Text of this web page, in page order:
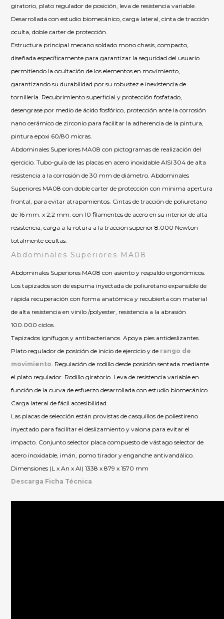
giratorio, plato regulador de posición, leva de resistencia variable.
Desarrollada con estudio biomecánico, carga lateral, cinta de tracción
oculta, doble carter de protección.
Estructura principal mecano soldado mono chasis, compacto,
diseñada específicamente para garantizar la seguridad del usuario
permitiendo la ocultación de los elementos en movimiento,
garantizando su durabilidad por su robustez e inexistencia de
tornillería. Recubrimiento superficial y protección fosfatado,
desengrase por medio de ácido fosfórico, protección ante la corrosión
nano cerámico de zirconio para facilitar la adherencia de la pintura,
pintura epoxi 60/80 micras.
Abdominales Superiores MA08 con pictogramas de realización del
ejercicio. Tubo-guía de las placas en acero inoxidable AISI 304 de alta
resistencia a la corrosión de 30 mm de diámetro. Abdominales
Superiores MA08 con doble carter de protección con mínima apertura
frontal, para evitar atrapamientos. Cintas de tracción de poliuretano
de 16 mm. x 2,2 mm. con 10 filamentos de acero en su interior de alta
resistencia, carga a la rotura a la tracción superior 8.000 Newton
totalmente ocultas.
Abdominales Superiores MA08
Abdominales Superiores MA08 con asiento y respaldo ergonómicos.
Los tapizados son de espuma inyectada de poliuretano expansible de
rápida recuperación con forma anatómica y recubierta con material
de alta resistencia en vinilo /polyester, resistencia a la abrasión
100.000 ciclos.
Tapizados ignífugos y antibacterianos. Apoya pies antideslizantes.
Plato regulador de posición de inicio de ejercicio y de rango de
movimiento . Regulación de rodillo desde posición sentada mediante
el plato regulador. Rodillo giratorio. Leva de resistencia variable en
función de la curva de esfuerzo desarrollada con estudio biomecánico.
Carga lateral de fácil accesibilidad.
Las placas de selección están provistas de casquillos de poliestireno
inyectado para facilitar el deslizamiento y valona para evitar el
impacto. Conjunto selector placa compuesto de vástago selector de
acero inoxidable, imán, pomo tirador y enganche antivandálico.
Dimensiones (L x An x Al) 1338 x 879 x 1570 mm
Descarga Ficha Técnica